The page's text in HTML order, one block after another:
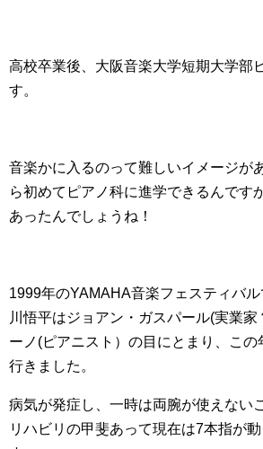
高校卒業後、大阪音楽大学短期大学部
す。
音楽かに入るのって難しいイメージが
ら初めてピアノ科に進学できるんです
あったんでしょうね！
1999年のYAMAHA音楽フェスティバ
川悟平はジョアン・ガスパール(実業家
ーノ(ピアニスト）の目にとまり、この
行きました。
病気が発症し、一時は両腕が使えない
リハビリの甲斐あって現在は7本指が